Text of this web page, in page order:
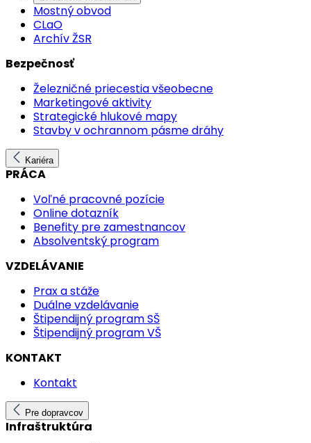
Mostný obvod
CLaO
Archív ŽSR
Bezpečnosť
Železničné priecestia všeobecne
Marketingové aktivity
Strategické hlukové mapy
Stavby v ochrannom pásme dráhy
Kariéra
PRÁCA
Voľné pracovné pozície
Online dotazník
Benefity pre zamestnancov
Absolventský program
VZDELÁVANIE
Prax a stáže
Duálne vzdelávanie
Štipendijný program SŠ
Štipendijný program VŠ
KONTAKT
Kontakt
Pre dopravcov
Infraštruktúra